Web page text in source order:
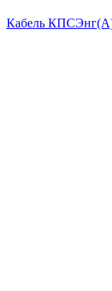
Кабель